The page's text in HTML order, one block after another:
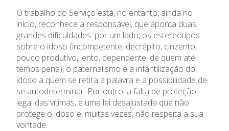
O trabalho do Serviço está, no entanto, ainda no
início, reconhece a responsável, que aponta duas
grandes dificuldades: por um lado, os estereótipos
sobre o idoso (incompetente, decrépito, cinzento,
pouco produtivo, lento, dependente, de quem até
temos pena), o paternalismo e a infantilização do
idoso a quem se retira a palavra e a possibilidade de
se autodeterminar. Por outro, a falta de proteção
legal das vítimas, e uma lei desajustada que não
protege o idoso e, muitas vezes, não respeita a sua
vontade.